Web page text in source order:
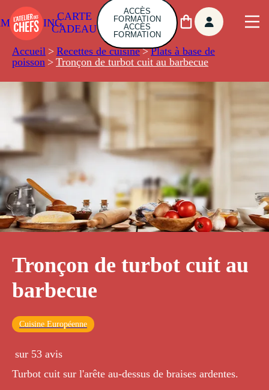
CARTE
CADEAU
ACCÈS
FORMATION
ACCÈS
FORMATION
Accueil > Recettes de cuisine > Plats à base de
poisson > Tronçon de turbot cuit au barbecue
Tronçon de turbot cuit au
barbecue
Cuisine Européenne
sur 53 avis
Turbot cuit sur l'arête au-dessus de braises ardentes.